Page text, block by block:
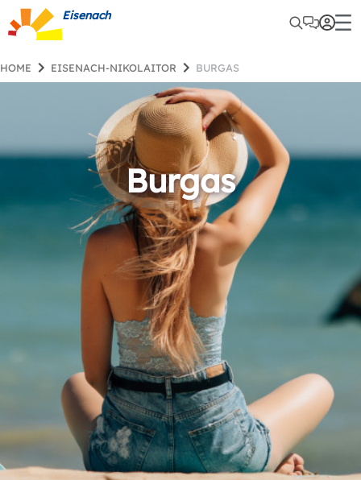
Eisenach
HOME EISENACH-NIKOLAITOR BURGAS
Burgas